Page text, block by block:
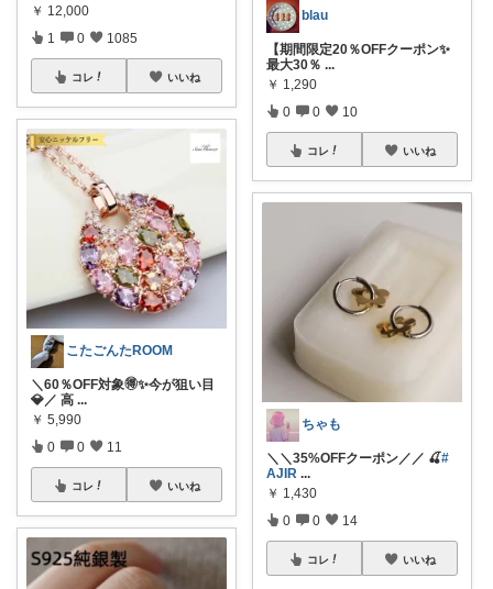
￥ 12,000
1 0 1085
コレ いいね
こたごんたROOM
＼60％OFF対象🉐✨今が狙い目
💎／ 高 ...
￥ 5,990
0 0 11
コレ いいね
blau
【期間限定20％OFFクーポン✨
最大30％ ...
￥ 1,290
0 0 10
コレ いいね
ちゃも
＼＼35%OFFクーポン／／ 🍒#
AJIR ...
￥ 1,430
0 0 14
コレ いいね